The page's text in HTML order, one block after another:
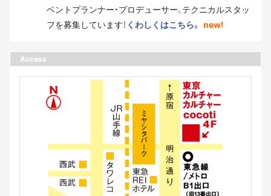
ベントプランナー・プロデューサー、テクニカルスタッ
フを募集しています！ くわしくはこちら。 new!
Access